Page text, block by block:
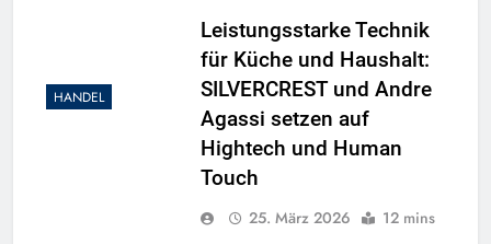
HANDEL
Leistungsstarke Technik
für Küche und Haushalt:
SILVERCREST und Andre
Agassi setzen auf
Hightech und Human
Touch
25. März 2026 12 mins